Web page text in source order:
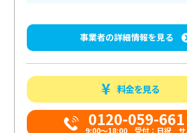
事業者の詳細情報を見る
料金を見る
0120-059-661
9:00〜18:00 受付：日祝